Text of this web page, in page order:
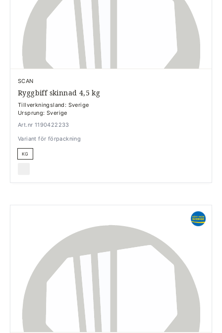
SCAN
Ryggbiff skinnad 4,5 kg
Tillverkningsland: Sverige
Ursprung: Sverige
Art.nr 1190422233
Variant för förpackning
KG